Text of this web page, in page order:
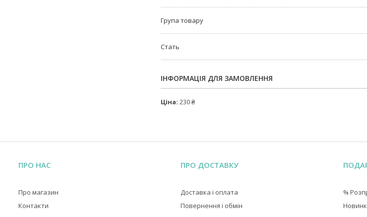
Група товару
Стать
ІНФОРМАЦІЯ ДЛЯ ЗАМОВЛЕННЯ
Ціна: 230 ₴
ПРО НАС
Про магазин
Контакти
ПРО ДОСТАВКУ
Доставка і оплата
Повернення і обмін
%